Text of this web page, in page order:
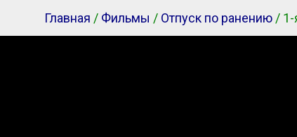
Главная / Фильмы / Отпуск по ранению / 1-